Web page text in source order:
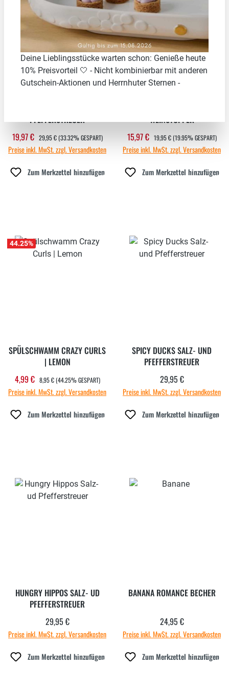
Neu
PFEFFERSTREUER
Verkaufspreis:
19,97 € REGULÄRER PREIS:
29,95 € (33.32% GESPART)
Preise inkl. MwSt. zzgl. Versandkosten
Zum Merkzettel hinzufügen
WEINSTOPPER
Verkaufspreis:
15,97 € REGULÄRER PREIS:
19,95 € (19.95% GESPART)
Preise inkl. MwSt. zzgl. Versandkosten
Zum Merkzettel hinzufügen
44.25%
SPÜLSCHWAMM CRAZY CURLS
| LEMON
Verkaufspreis:
4,99 € REGULÄRER PREIS:
8,95 € (44.25% GESPART)
Preise inkl. MwSt. zzgl. Versandkosten
Zum Merkzettel hinzufügen
SPICY DUCKS SALZ- UND
PFEFFERSTREUER
Regulärer Preis:
29,95 €
Preise inkl. MwSt. zzgl. Versandkosten
Zum Merkzettel hinzufügen
HUNGRY HIPPOS SALZ- UD
PFEFFERSTREUER
Regulärer Preis:
29,95 €
Preise inkl. MwSt. zzgl. Versandkosten
Zum Merkzettel hinzufügen
BANANA ROMANCE BECHER
Regulärer Preis:
24,95 €
Preise inkl. MwSt. zzgl. Versandkosten
Zum Merkzettel hinzufügen
Deine Lieblingsstücke warten schon: Genieße heute
10% Preisvorteil 🤍 - Nicht kombinierbar mit anderen
Gutschein-Aktionen und Herrnhuter Sternen -